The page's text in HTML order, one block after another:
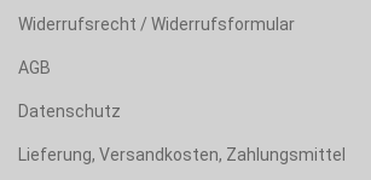
Widerrufsrecht / Widerrufsformular
AGB
Datenschutz
Lieferung, Versandkosten, Zahlungsmittel